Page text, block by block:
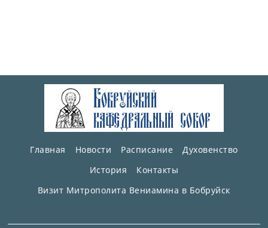
Главная Новости Расписание
Духовенство
История
Контакты
Визит Митрополита Вениамина в Бобруйск